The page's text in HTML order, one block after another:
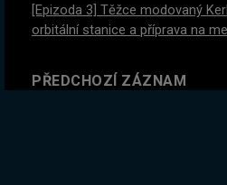
[Epizoda 3] Těžce modovaný
orbitální stanice a příprava na
PŘEDCHOZÍ ZÁZNAM